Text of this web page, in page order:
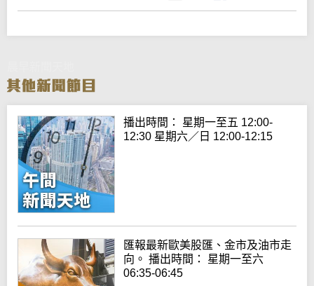
播出時間： 星期一至五 12:00-
12:30 星期六／日 12:00-12:15
匯報最新歐美股匯、金市及油市走
向。 播出時間： 星期一至六
06:35-06:45